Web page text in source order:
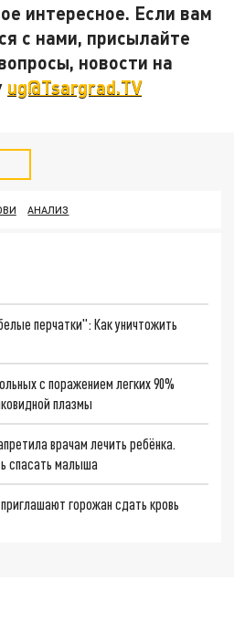
интересное. Если вам
с нами, присылайте
новости на
ug@Tsargrad.TV
АНАЛИЗ
перчатки": Как уничтожить
с поражением легких 90%
плазмы
врачам лечить ребёнка.
спасать малыша
горожан сдать кровь